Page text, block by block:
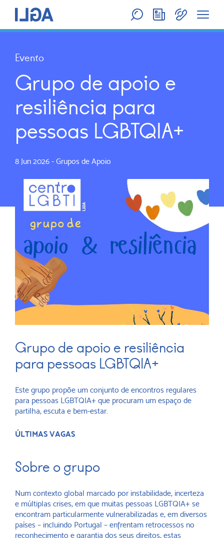
Evento
Grupo de apoio e
resiliência para
pessoas LGBTQIA+
8 Jun 2026 - Grupos de Apoio
Grupo de apoio e resiliência
para pessoas LGBTQIA+
Este grupo propõe um conjunto de encontros regulares
para pessoas LGBTQIA+ que procuram um espaço de
partilha, escuta e bem-estar.
ÚLTIMAS VAGAS
Sobre o grupo
Num contexto global marcado por instabilidade, incerteza
e múltiplas crises, em que muitas pessoas LGBTQIA+ se
encontram particularmente vulnerabilizadas e, em diversos
países – incluindo Portugal – enfrentam retrocessos no
reconhecimento e garantia dos seus direitos, estas